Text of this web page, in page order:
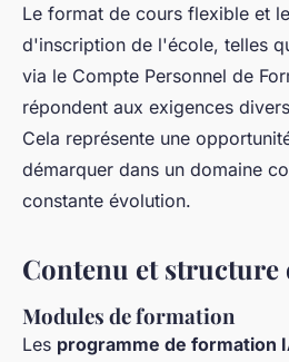
Le format de cours flexible et
d'inscription de l'école, telles
via le Compte Personnel de
répondent aux exigences
Cela représente une
démarquer dans un domaine
constante évolution.
Contenu et structure
Modules de formation
Les programme de formation